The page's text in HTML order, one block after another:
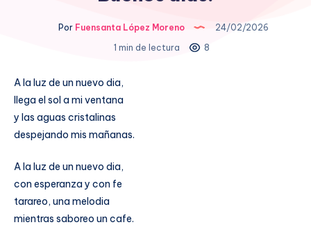
Por Fuensanta López Moreno
24/02/2026
1 min de lectura
8
A la luz de un nuevo dia,
llega el sol a mi ventana
y las aguas cristalinas
despejando mis mañanas.
A la luz de un nuevo dia,
con esperanza y con fe
tarareo, una melodia
mientras saboreo un cafe.